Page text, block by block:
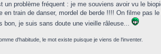
un problème fréquent : je me souviens avoir vu le
en train de danser, mordel de berde !!!! On filme pas
bon, je suis sans doute une vieille râleuse...
d'habitude, le mot existe puisque je viens de l'inventer.